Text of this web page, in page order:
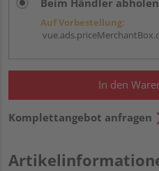
Auf Vorbestellung:
In den
Komplettangebot anfragen